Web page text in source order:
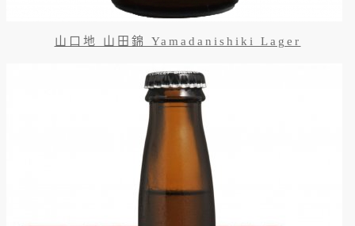
山口地 山田錦 Yamadanishiki Lager